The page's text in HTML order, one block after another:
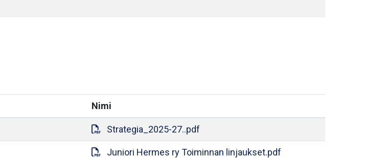
Nimi
Strategia_2025-27..pdf
Juniori Hermes ry Toiminnan linjaukset.pdf